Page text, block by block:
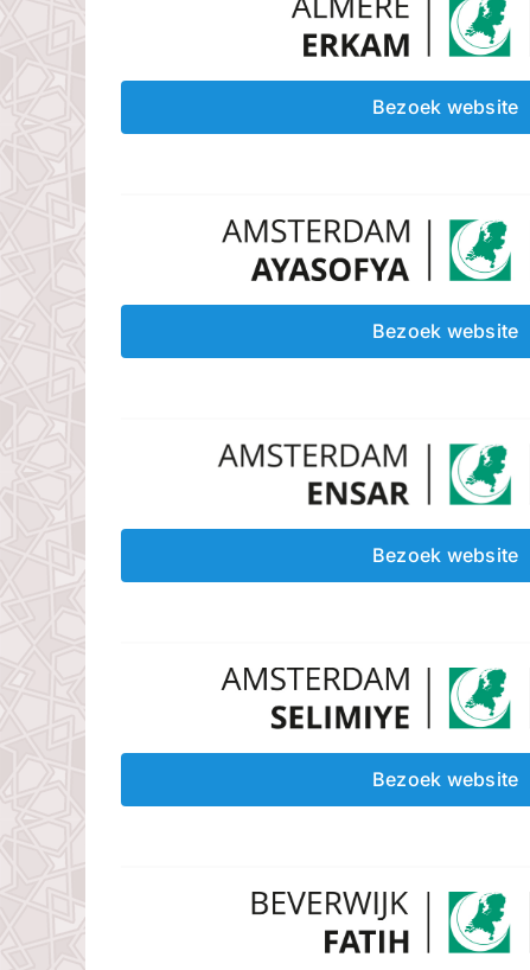
Bezoek website
Bezoek website
Bezoek website
Bezoek website